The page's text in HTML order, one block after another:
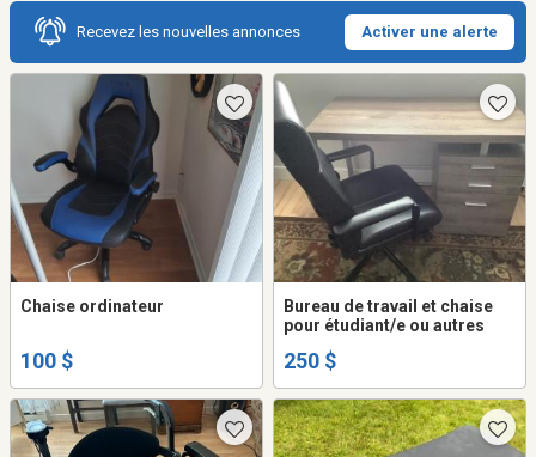
Recevez les nouvelles annonces Activer une alerte
Chaise ordinateur
100 $
Bureau de travail et chaise
pour étudiant/e ou autres
250 $